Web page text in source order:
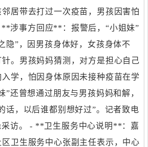
居带去打过一次疫苗，男孩因害怕
涉事方回应**：报警后，“小姐妹”
隐”，因男孩身体好，女孩身体不
。男孩妈妈猜测，对方是担心自己
学，怕因身体原因未接种疫苗在学
”还曾想通过朋友与男孩妈妈和解，
话，以后谁都别想好过”。记者致电
采访。 - **卫生服务中心说明**：嘉
卫生服务中心张副主任表示，中心